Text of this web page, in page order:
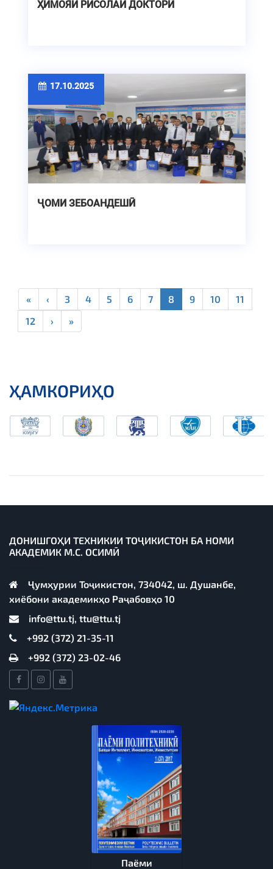
ҲИМОЯИ РИСОЛАИ ДОКТОРӢ
17.10.2025
ҶОМИ ЗЕБОАНДЕШӢ
« ‹ 3 4 5 6 7 8 9 10
11
12
› »
ҲАМКОРИҲО
ДОНИШГОҲИ ТЕХНИКИИ ТОҶИКИСТОН БА НОМИ
АКАДЕМИК М.С. ОСИМӢ
Ҷумҳурии Тоҷикистон, 734042, ш. Душанбе,
хиёбони академикҳо Раҷабовҳо 10
info@ttu.tj, ttu@ttu.tj
+992 (372) 21-35-11
+992 (372) 23-02-46
Паёми